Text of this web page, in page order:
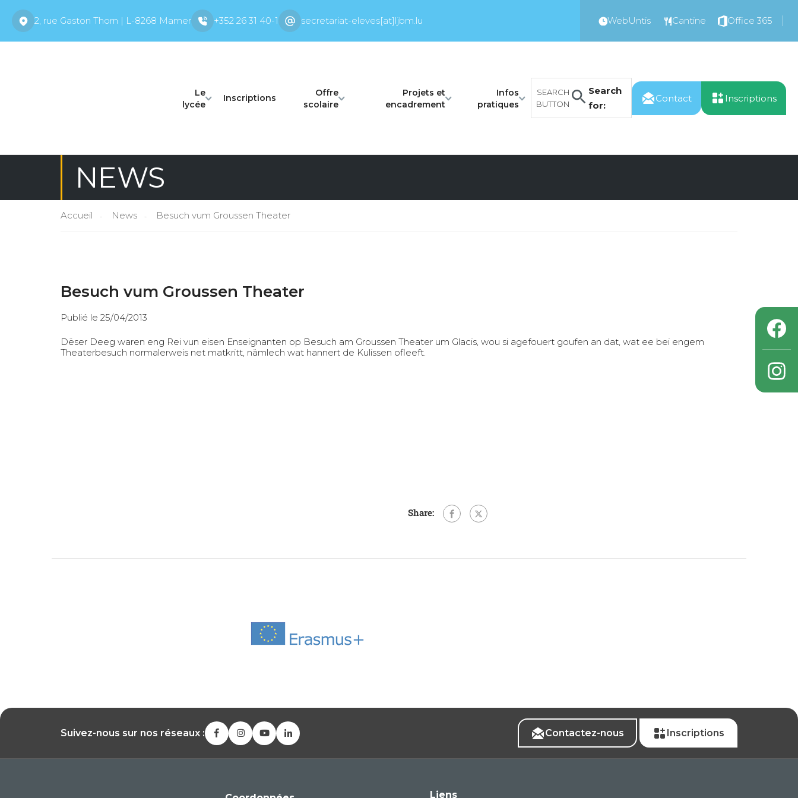
2, rue Gaston Thorn | L-8268 Mamer +352 26 31 40-1 secretariat-eleves[at]ljbm.lu WebUntis Cantine Office 365
Le
lycée
Inscriptions
Offre
scolaire
Projets et
encadrement
Infos
pratiques
Search
for:
SEARCH
BUTTON
Contact Inscriptions
NEWS
Accueil News Besuch vum Groussen Theater
Besuch vum Groussen Theater
Publié le 25/04/2013
Dëser Deeg waren eng Rei vun eisen Enseignanten op Besuch am Groussen Theater um Glacis, wou si agefouert goufen an dat, wat ee bei engem
Theaterbesuch normalerweis net matkritt, nämlech wat hannert de Kulissen ofleeft.
Share:
Suivez-nous sur nos réseaux : Contactez-nous Inscriptions
Liens